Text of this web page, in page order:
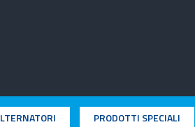
PRODOTTI SPECIALI